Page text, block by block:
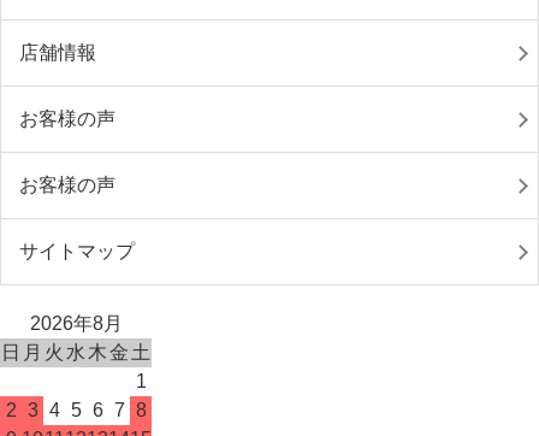
店舗情報
お客様の声
お客様の声
サイトマップ
2026年8月
日 月 火 水 木金 土
1
2 3 4 5 6 7 8